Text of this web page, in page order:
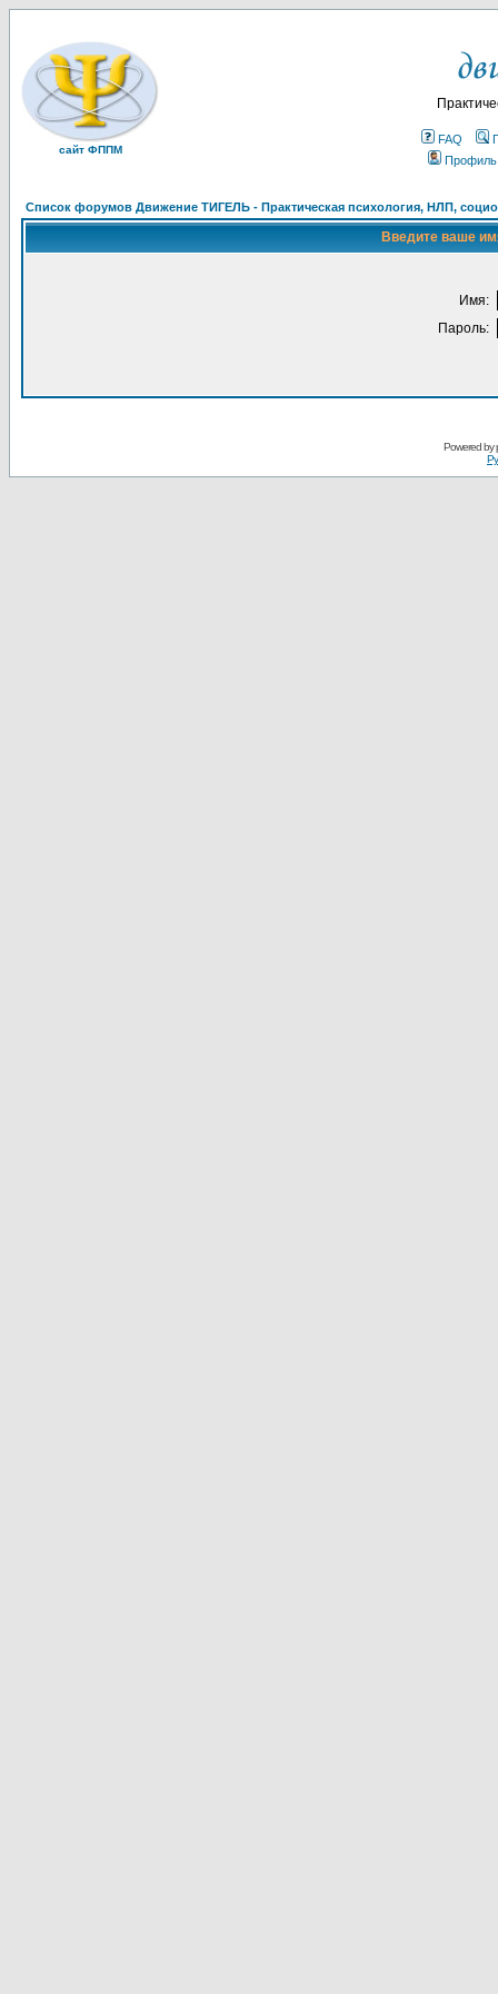
сайт ФППМ
FAQ
Профиль
Список форумов Движение ТИГЕЛЬ - Практическая психология, НЛП,
Введите ваше
Имя:
Пароль:
Powered by